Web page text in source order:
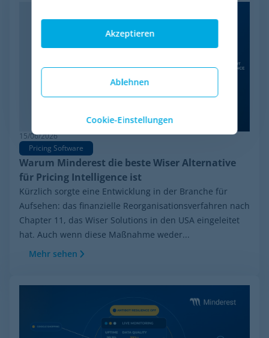
15/06/2026
Pricing Software
Warum Minderest die beste Wiser Alternative
für Pricing Intelligence ist
Kürzlich sorgte eine Entwicklung in der Branche für
Aufsehen: das finanzielle Reorganisationsverfahren nach
Chapter 11, das Wiser Solutions in den USA eingeleitet
hat. Auch wenn diese Maßnahme weder...
Mehr sehen
Ablehnen
Akzeptieren
Cookie-Einstellungen